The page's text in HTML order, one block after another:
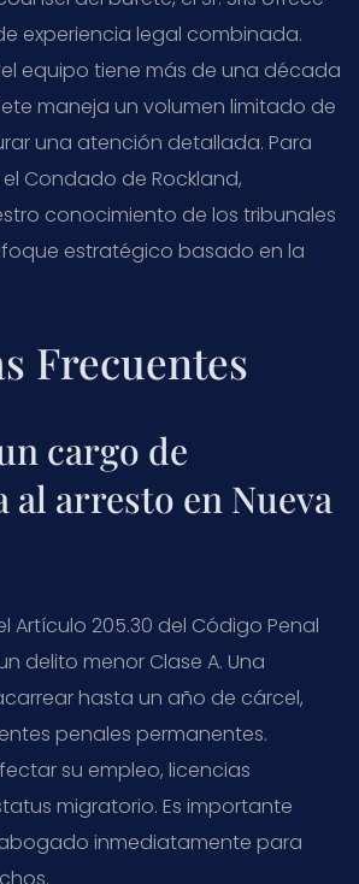
experiencia legal combinada.
equipo tiene más de una década
maneja un volumen limitado de
una atención detallada. Para
Condado de Rockland,
conocimiento de los tribunales
estratégico basado en la
Frecuentes
cargo de
al arresto en Nueva
Artículo 205.30 del Código Penal
delito menor Clase A. Una
hasta un año de cárcel,
penales permanentes.
su empleo, licencias
migratorio. Es importante
inmediatamente para